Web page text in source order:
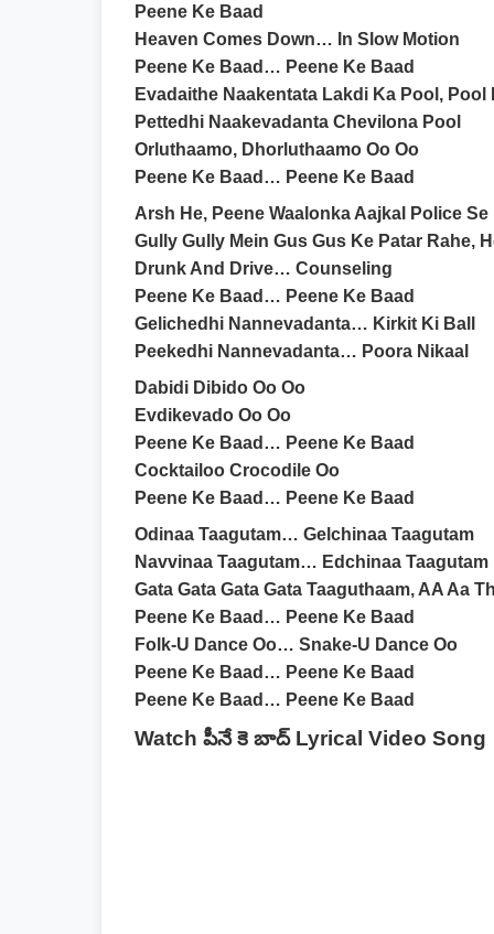
Peene Ke Baad
Heaven Comes Down… In Slow Motion
Peene Ke Baad… Peene Ke Baad
Evadaithe Naakentata Lakdi Ka Pool, Pool
Pettedhi Naakevadanta Chevilona Pool
Orluthaamo, Dhorluthaamo Oo Oo
Peene Ke Baad… Peene Ke Baad
Arsh He, Peene Waalonka Aajkal Police
Gully Gully Mein Gus Gus Ke Patar Rahe,
Drunk And Drive… Counseling
Peene Ke Baad… Peene Ke Baad
Gelichedhi Nannevadanta… Kirkit Ki Ball
Peekedhi Nannevadanta… Poora Nikaal
Dabidi Dibido Oo Oo
Evdikevado Oo Oo
Peene Ke Baad… Peene Ke Baad
Cocktailoo Crocodile Oo
Peene Ke Baad… Peene Ke Baad
Odinaa Taagutam… Gelchinaa Taagutam
Navvinaa Taagutam… Edchinaa Taagutam
Gata Gata Gata Gata Taaguthaam, AA Aa
Peene Ke Baad… Peene Ke Baad
Folk-U Dance Oo… Snake-U Dance Oo
Peene Ke Baad… Peene Ke Baad
Peene Ke Baad… Peene Ke Baad
Watch పీనే కె బాద్ Lyrical Video Song